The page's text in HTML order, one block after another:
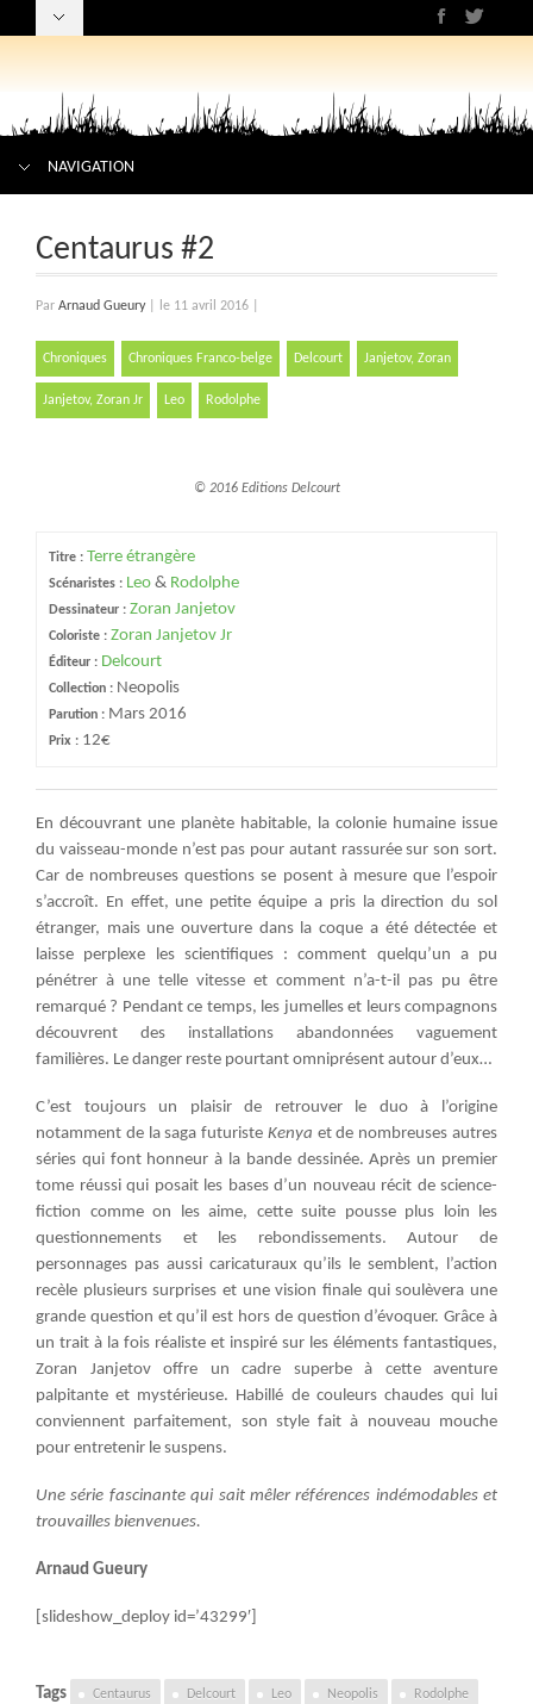
NAVIGATION
Centaurus #2
Par Arnaud Gueury le 11 avril 2016
Chroniques Chroniques Franco-belge Delcourt Janjetov, Zoran
Janjetov, Zoran Jr Leo Rodolphe
© 2016 Editions Delcourt
Titre : Terre étrangère
Scénaristes : Leo & Rodolphe
Dessinateur : Zoran Janjetov
Coloriste : Zoran Janjetov Jr
Éditeur : Delcourt
Collection : Neopolis
Parution : Mars 2016
Prix : 12€
En découvrant une planète habitable, la colonie humaine issue
du vaisseau-monde n’est pas pour autant rassurée sur son sort.
Car de nombreuses questions se posent à mesure que l’espoir
s’accroît. En effet, une petite équipe a pris la direction du sol
étranger, mais une ouverture dans la coque a été détectée et
laisse perplexe les scientifiques : comment quelqu’un a pu
pénétrer à une telle vitesse et comment n’a-t-il pas pu être
remarqué ? Pendant ce temps, les jumelles et leurs compagnons
découvrent des installations abandonnées vaguement
familières. Le danger reste pourtant omniprésent autour d’eux…
C’est toujours un plaisir de retrouver le duo à l’origine
notamment de la saga futuriste Kenya et de nombreuses autres
séries qui font honneur à la bande dessinée. Après un premier
tome réussi qui posait les bases d’un nouveau récit de science-
fiction comme on les aime, cette suite pousse plus loin les
questionnements et les rebondissements. Autour de
personnages pas aussi caricaturaux qu’ils le semblent, l’action
recèle plusieurs surprises et une vision finale qui soulèvera une
grande question et qu’il est hors de question d’évoquer. Grâce à
un trait à la fois réaliste et inspiré sur les éléments fantastiques,
Zoran Janjetov offre un cadre superbe à cette aventure
palpitante et mystérieuse. Habillé de couleurs chaudes qui lui
conviennent parfaitement, son style fait à nouveau mouche
pour entretenir le suspens.
Une série fascinante qui sait mêler références indémodables et
trouvailles bienvenues.
Arnaud Gueury
[slideshow_deploy id=’43299′]
Tags Centaurus Delcourt Leo Neopolis Rodolphe